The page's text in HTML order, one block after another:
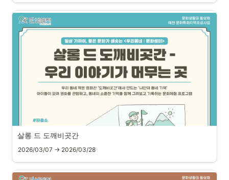
살롱 드 도깨비곳간
2026/03/07 → 2026/03/28